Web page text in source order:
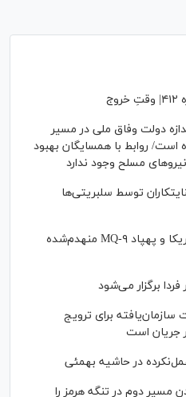
دولت وفاق ملی در مسیر
روابط با همسایگان بهبود
مسلح وجود ندارد
توسط سلبریتی‌ها
اولین تصاویر لاشه F-۱۵ آمریکا و پهپاد MQ-۹ منهدم‌شده
برگزار می‌شود
برای ترویج
جریان است
در حاشیه بهمئی
مسیر دوم در تنگه هرمز را